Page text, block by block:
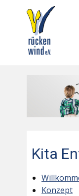
Kita
Konzept